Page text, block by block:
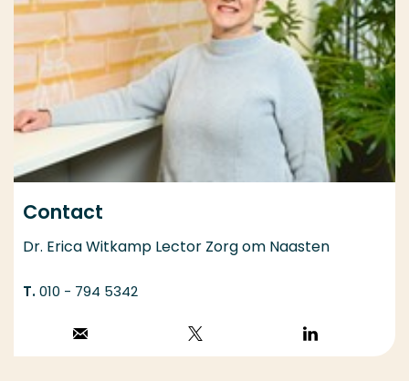
Contact
Dr. Erica Witkamp Lector Zorg om Naasten
010 - 794 5342
Stuur een email
LinkedIn